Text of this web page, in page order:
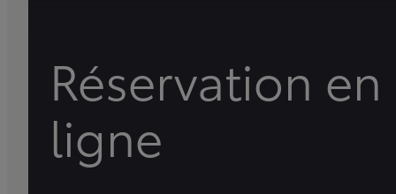
Réservation en
ligne